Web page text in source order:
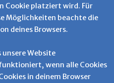
Cookie platziert wird. Für
Möglichkeiten beachte die
deines Browsers.
Website
wenn alle Cookies
in deinem Browser